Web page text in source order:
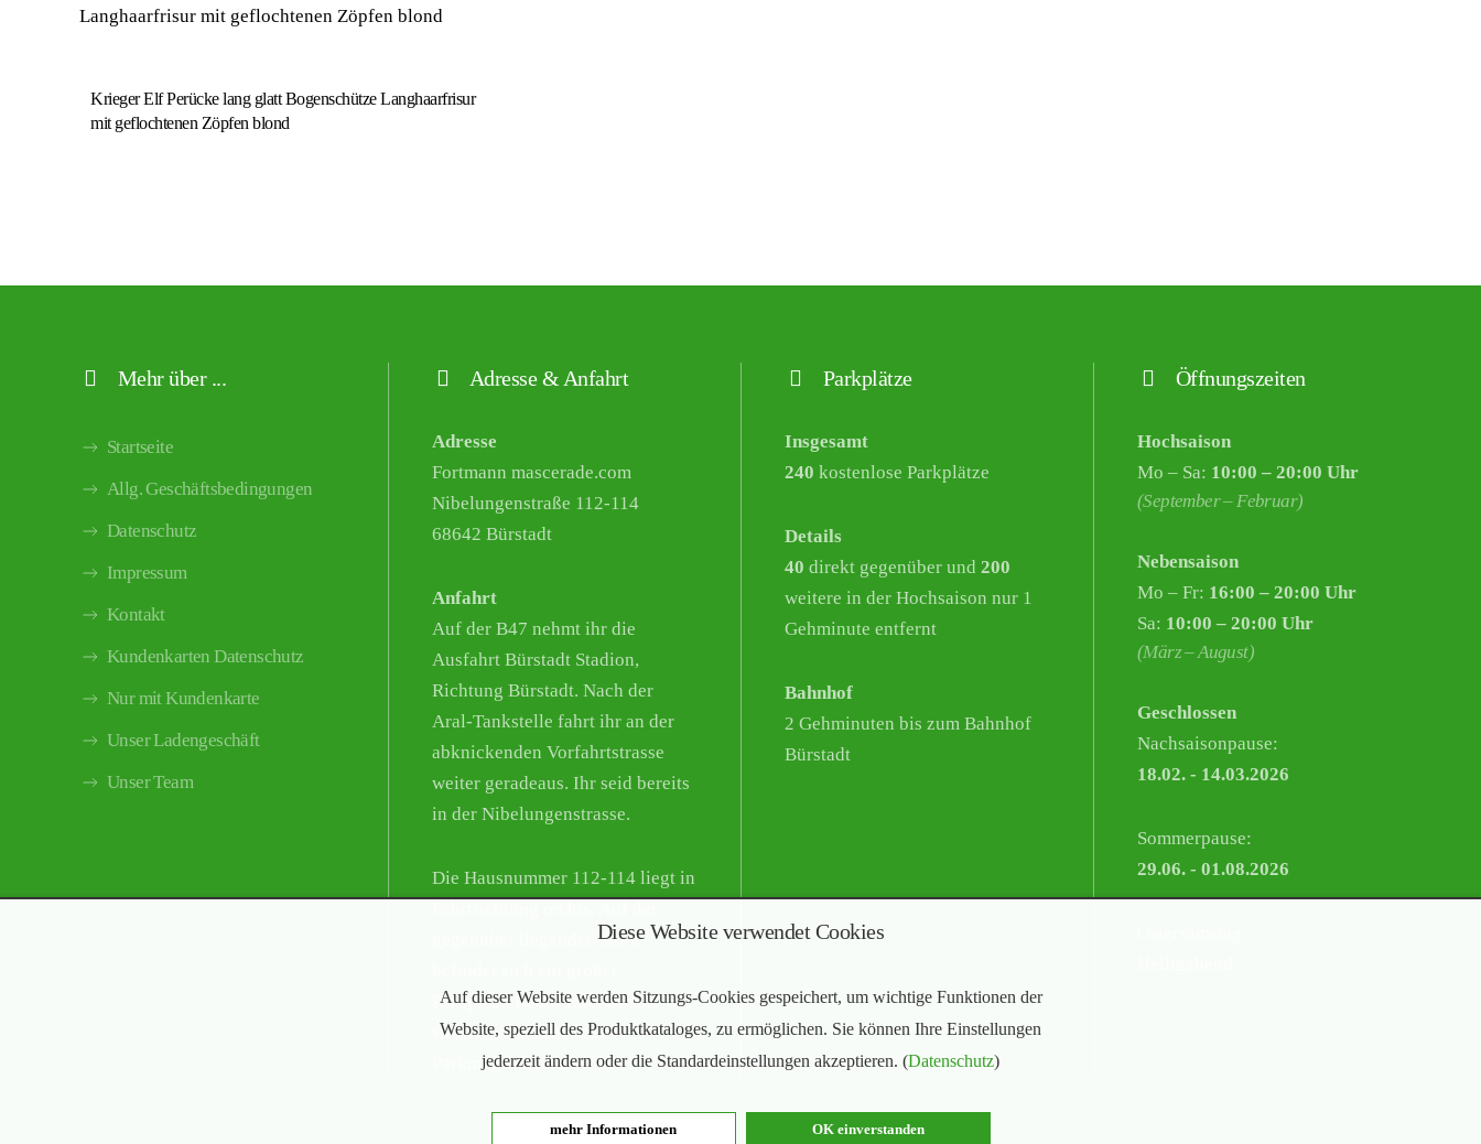
Krieger Elf Perücke lang glatt Bogenschütze Langhaarfrisur
mit geflochtenen Zöpfen blond
Mehr über ...
Startseite
Allg. Geschäftsbedingungen
Datenschutz
Impressum
Kontakt
Kundenkarten Datenschutz
Nur mit Kundenkarte
Unser Ladengeschäft
Unser Team
Adresse & Anfahrt
Adresse
Fortmann mascerade.com
Nibelungenstraße 112-114
68642 Bürstadt
Anfahrt
Auf der B47 nehmt ihr die
Ausfahrt Bürstadt Stadion,
Richtung Bürstadt. Nach der
Aral-Tankstelle fahrt ihr an der
abknickenden Vorfahrtstrasse
weiter geradeaus. Ihr seid bereits
in der Nibelungenstrasse.
Die Hausnummer 112-114 liegt in
gegenüber liegenden Seite
Parkplatz. In der Hochsaison
weisen wir zusätzliche
Parkmöglichkeiten aus.
Parkplätze
Insgesamt
240 kostenlose Parkplätze
Details
40 direkt gegenüber und 200
weitere in der Hochsaison nur 1
Gehminute entfernt
Bahnhof
2 Gehminuten bis zum Bahnhof
Bürstadt
Öffnungszeiten
Hochsaison
Mo – Sa: 10:00 – 20:00 Uhr
(September – Februar)
Nebensaison
Mo – Fr: 16:00 – 20:00 Uhr
Sa: 10:00 – 20:00 Uhr
(März – August)
Geschlossen
Nachsaisonpause:
18.02. - 14.03.2026
Sommerpause:
29.06. - 01.08.2026
Diese Website verwendet Cookies
Auf dieser Website werden Sitzungs-Cookies gespeichert, um wichtige Funktionen der
Website, speziell des Produktkataloges, zu ermöglichen. Sie können Ihre Einstellungen
jederzeit ändern oder die Standardeinstellungen akzeptieren. (Datenschutz)
mehr Informationen OK einverstanden